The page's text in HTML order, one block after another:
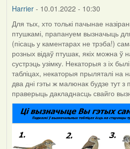
Harrier- 10.01.2022 - 10:30
Для тых, хто толькі пачынае
птушкамі, прапануем вызначыць
(пісаць у каментарах не трэба!)
розных відаў птушак, якіх можна ў
сустрэць узімку. Некаторыя з іх
табліцах, некаторыя прыляталі на
два дні гэты ж малюнак будзе тут з
праверыць дакладнасць свайго